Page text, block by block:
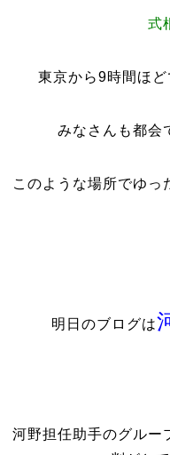
式
東京から9時間ほど
みなさんも都会
このような場所でゆっ
明日のブログは
河野担任助手のグルー